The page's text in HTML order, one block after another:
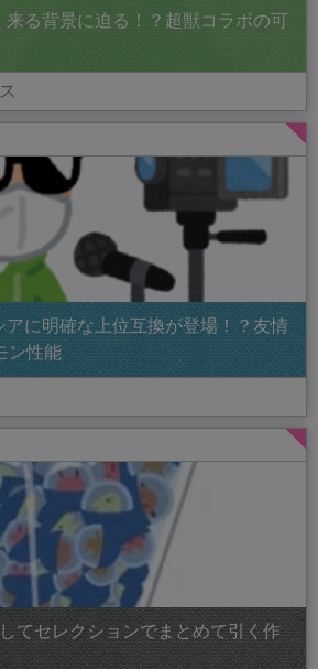
来る背景に迫る！？超獣コラボの可
アに明確な上位互換が登場！？友情
ン性能
てセレクションでまとめて引く作